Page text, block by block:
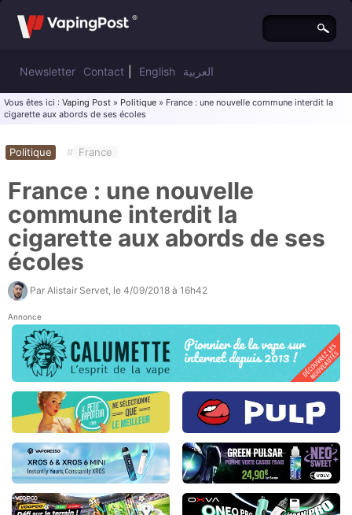
Newsletter Contact English العربية
Vous êtes ici : Vaping Post » Politique » France : une nouvelle commune interdit la
cigarette aux abords de ses écoles
Politique # France
France : une nouvelle
commune interdit la
cigarette aux abords de ses
écoles
Par Alistair Servet , le 4/09/2018 à 16h42
Annonce